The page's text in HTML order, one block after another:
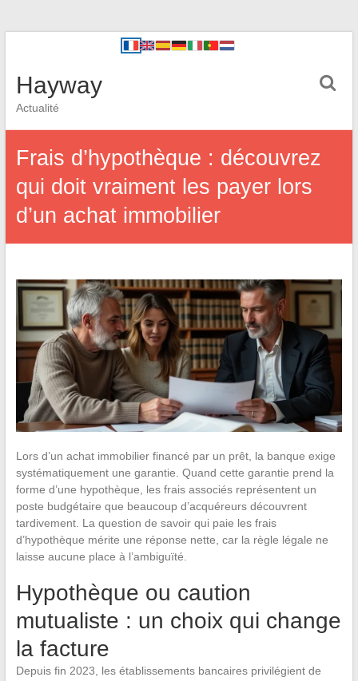
Hayway
Actualité
Frais d’hypothèque : découvrez
qui doit vraiment les payer lors
d’un achat immobilier
Lors d’un achat immobilier financé par un prêt, la banque exige
systématiquement une garantie. Quand cette garantie prend la
forme d’une hypothèque, les frais associés représentent un
poste budgétaire que beaucoup d’acquéreurs découvrent
tardivement. La question de savoir qui paie les frais
d’hypothèque mérite une réponse nette, car la règle légale ne
laisse aucune place à l’ambiguïté.
Hypothèque ou caution
mutualiste : un choix qui change
la facture
Depuis fin 2023, les établissements bancaires privilégient de